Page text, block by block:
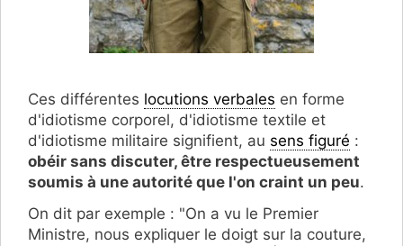
Ces différentes locutions verbales en forme
d'idiotisme corporel, d'idiotisme textile et
d'idiotisme militaire signifient, au sens figuré :
obéir sans discuter, être respectueusement
soumis à une autorité que l'on craint un peu.
On dit par exemple : "On a vu le Premier
Ministre, nous expliquer le doigt sur la couture,